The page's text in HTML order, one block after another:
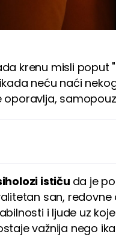
krenu misli poput
neću naći
oporavlja,
ističu da je
san,
i ljude uz
važnija nego